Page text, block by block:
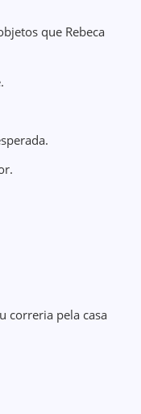
que Rebeca
correria pela casa